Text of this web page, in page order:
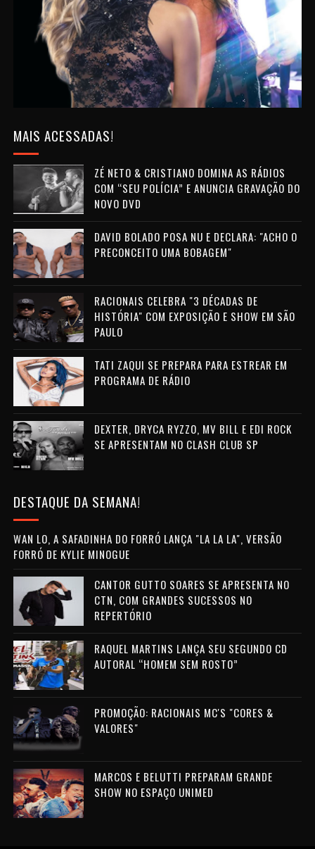
MAIS ACESSADAS!
ZÉ NETO & CRISTIANO DOMINA AS RÁDIOS
COM “SEU POLÍCIA” E ANUNCIA GRAVAÇÃO DO
NOVO DVD
DAVID BOLADO POSA NU E DECLARA: "ACHO O
PRECONCEITO UMA BOBAGEM"
RACIONAIS CELEBRA "3 DÉCADAS DE
HISTÓRIA" COM EXPOSIÇÃO E SHOW EM SÃO
PAULO
TATI ZAQUI SE PREPARA PARA ESTREAR EM
PROGRAMA DE RÁDIO
DEXTER, DRYCA RYZZO, MV BILL E EDI ROCK
SE APRESENTAM NO CLASH CLUB SP
DESTAQUE DA SEMANA!
WAN LO, A SAFADINHA DO FORRÓ LANÇA "LA LA LA", VERSÃO
FORRÓ DE KYLIE MINOGUE
CANTOR GUTTO SOARES SE APRESENTA NO
CTN, COM GRANDES SUCESSOS NO
REPERTÓRIO
RAQUEL MARTINS LANÇA SEU SEGUNDO CD
AUTORAL “HOMEM SEM ROSTO”
PROMOÇÃO: RACIONAIS MC'S "CORES &
VALORES"
MARCOS E BELUTTI PREPARAM GRANDE
SHOW NO ESPAÇO UNIMED